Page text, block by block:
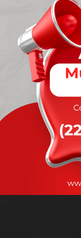
rapidez
que
com a
Nossos motoristas
durante o